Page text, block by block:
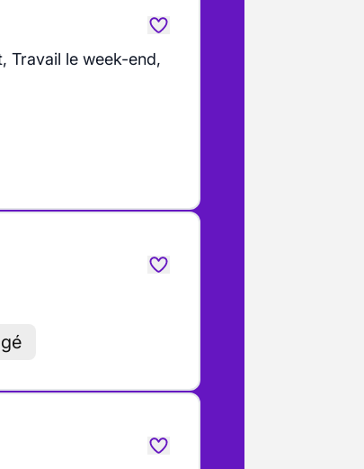
Travail le week-end,